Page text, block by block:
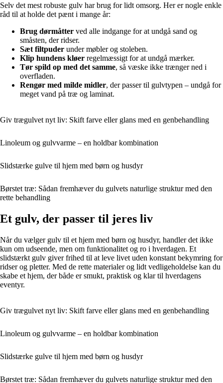
Selv det mest robuste gulv har brug for lidt omsorg. Her er nogle enkle
råd til at holde det pænt i mange år:
Brug dørmåtter ved alle indgange for at undgå sand og
småsten, der ridser.
Sæt filtpuder under møbler og stoleben.
Klip hundens kløer regelmæssigt for at undgå mærker.
Tør spild op med det samme, så væske ikke trænger ned i
overfladen.
Rengør med milde midler, der passer til gulvtypen – undgå for
meget vand på træ og laminat.
Giv trægulvet nyt liv: Skift farve eller glans med en genbehandling
Linoleum og gulvvarme – en holdbar kombination
Slidstærke gulve til hjem med børn og husdyr
Børstet træ: Sådan fremhæver du gulvets naturlige struktur med den
rette behandling
Et gulv, der passer til jeres liv
Når du vælger gulv til et hjem med børn og husdyr, handler det ikke
kun om udseende, men om funktionalitet og ro i hverdagen. Et
slidstærkt gulv giver frihed til at leve livet uden konstant bekymring for
ridser og pletter. Med de rette materialer og lidt vedligeholdelse kan du
skabe et hjem, der både er smukt, praktisk og klar til hverdagens
eventyr.
Giv trægulvet nyt liv: Skift farve eller glans med en genbehandling
Linoleum og gulvvarme – en holdbar kombination
Slidstærke gulve til hjem med børn og husdyr
Børstet træ: Sådan fremhæver du gulvets naturlige struktur med den